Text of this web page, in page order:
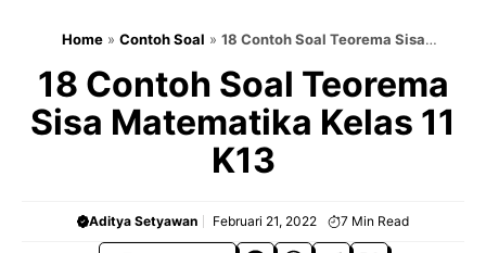
Home» Contoh Soal » 18 Contoh Soal Teorema Sisa
18 Contoh Soal Teorema
Sisa Matematika Kelas 11
K13
Aditya Setyawan Februari 21, 2022 7 Min Read